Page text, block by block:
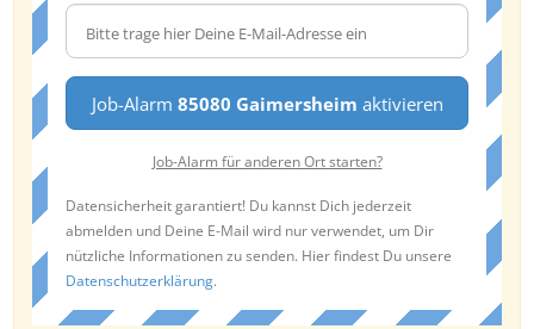
Job-Alarm 85080 Gaimersheim aktivieren
Job-Alarm für anderen Ort starten?
Datensicherheit garantiert! Du kannst Dich jederzeit
abmelden und Deine E-Mail wird nur verwendet, um Dir
nützliche Informationen zu senden. Hier findest Du unsere
Datenschutzerklärung.